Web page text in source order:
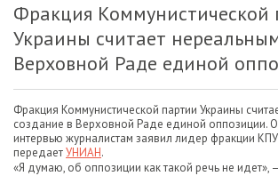
Фракция Коммунистической
Украины считает
Верховной Раде единой
Фракция Коммунистической партии Украины
создание в Верховной Раде единой оппозиции.
интервью журналистам заявил лидер фракции
передаетУНИАН.
«Я думаю, об оппозиции как такой речь не идет»,